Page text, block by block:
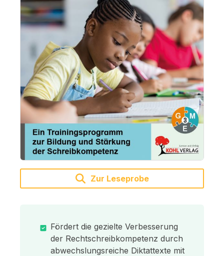
Zur Leseprobe
Fördert die gezielte Verbesserung
der Rechtschreibkompetenz durch
abwechslungsreiche Diktattexte mit